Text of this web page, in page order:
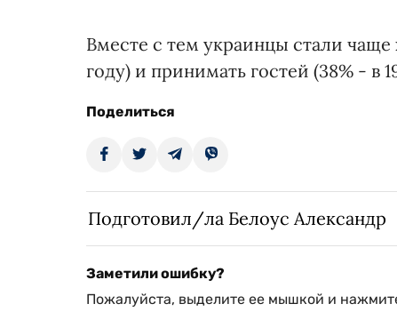
Вместе с тем украинцы стали чаще
году) и принимать гостей (38% - в
Поделиться
Подготовил/ла Белоус Александр
Заметили ошибку?
Пожалуйста, выделите ее мышкой и